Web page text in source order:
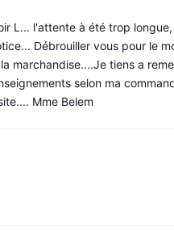
L... l'attente à été trop
Débrouiller vous pour le
marchandise....Je tiens a
selon ma
Mme Belem